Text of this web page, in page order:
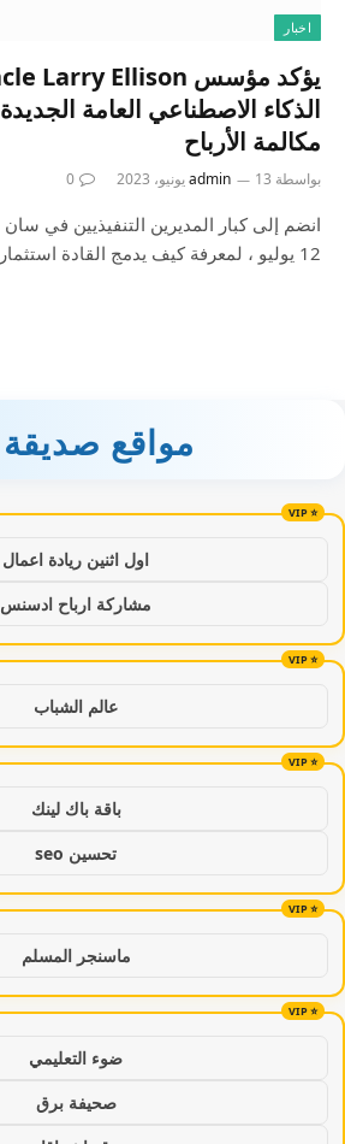
اخبار
مكالمة الأرباح
بواسطة admin 13 يونيو، 2023 0
12 يوليو ، لمعرفة كيف يدمج القادة استثمارات الذكاء…
مواقع صديقة
اول اثنين ريادة اعمال
مشاركة ارباح ادسنس
عالم الشباب
باقة باك لينك
تحسين seo
ماسنجر المسلم
ضوء التعليمي
صحيفة برق